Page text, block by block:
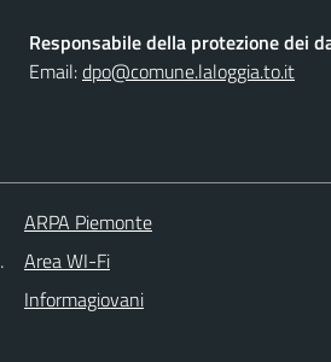
Responsabile della protezione dei
Email:dpo@comune.laloggia.to.it
ARPA Piemonte
Area WI-Fi
Informagiovani